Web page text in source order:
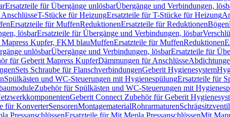
Ersatzteile für Übergänge unlösbarÜbergänge und Verbindungen,
T-Stücke für HeizungErsatzteile für T-Stücke für Heizung
Ersatzteile für MuffenReduktionenErsatzteile für ReduktionenBögen
lösbarErsatzteile für Übergänge und Verbindungen, lösbar
Kupfer, FKM blauMuffenErsatzteile für MuffenReduktionen
unlösbarÜbergänge und Verbindungen, lösbarErsatzteile für
für Geberit Mapress KupferDämmungen für Anschlüsse
Sets Schraube für FlanschverbindungenGeberit Hygienesystem
Spülkästen und WC-Steuerungen mit HygienespülungErsatzteile für
Zubehör für Spülkästen und WC-Steuerungen mit
Geberit Connect Zubehör für Geberit
für KonverterSensorenMontagematerialRohrarmaturen
PressanschlüssenErsatzteile für Mit Mepla PressanschlüssenMit